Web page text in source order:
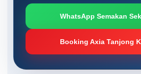
WhatsApp Semakan
Booking Axia Tanjong